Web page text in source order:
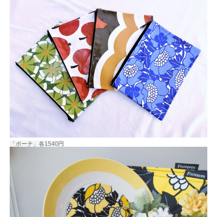
「ポーチ」各1540円